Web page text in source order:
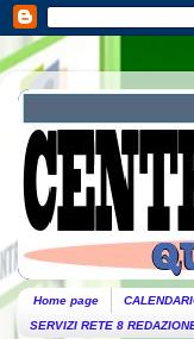
Home page
SERVIZI RETE 8